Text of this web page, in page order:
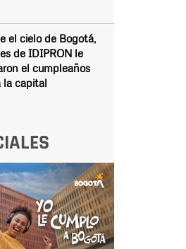
el cielo de Bogotá,
de IDIPRON le
el cumpleaños
la capital